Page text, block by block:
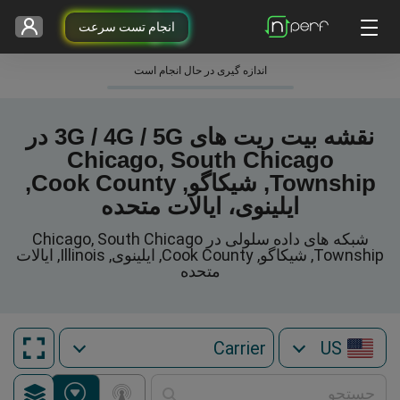
انجام تست سرعت
اندازه گیری در حال انجام است
نقشه بیت ریت های 3G / 4G / 5G در
Chicago, South Chicago
Township, شیکاگو, Cook County,
ایلینوی، ایالات متحده
شبکه های داده سلولی در Chicago, South Chicago
Township, شیکاگو, Cook County, ایلینوی, Illinois, ایالات
متحده
US